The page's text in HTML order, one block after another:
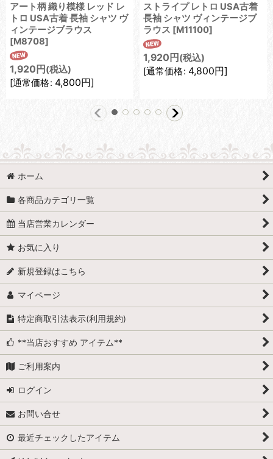
アート柄 織り模様 レッド レ
トロ USA古着 長袖 シャツ ヴ
ィンテージブラウス
[M8708]
1,920 円 (税込)
[通常価格: 4,800円]
ストライプ レトロ USA古着
長袖 シャツ ヴィンテージブ
ラウス [M11100]
1,920 円 (税込)
[通常価格: 4,800円]
ホーム
各商品カテゴリ一覧
当店営業カレンダー
お気に入り
新規登録はこちら
マイページ
特定商取引法表示(利用規約)
**当店おすすめ アイテム**
ご利用案内
ログイン
お問い合せ
最近チェックしたアイテム